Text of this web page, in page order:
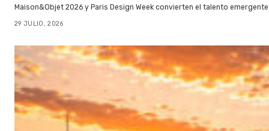
Maison&Objet 2026 y Paris Design Week convierten el talento
29 JULIO, 2026